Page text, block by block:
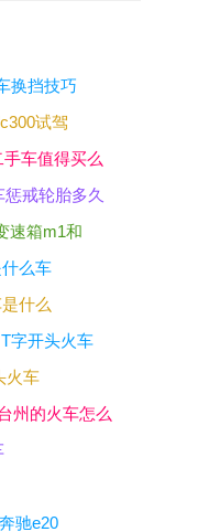
换挡技巧
试驾
车值得买么
惩戒轮胎多久
速箱m1和
么车
什么
T字开头火车
火车
州的火车怎么
驰e20